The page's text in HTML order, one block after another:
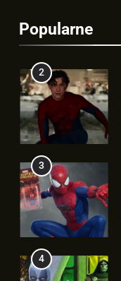
Popularne